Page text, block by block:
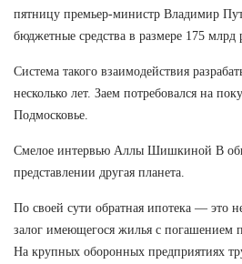
пятницу премьер-министр Владимир
бюджетные средства в размере 175 млрд
Система такого взаимодействия
несколько лет. Заем потребовался на
Подмосковье.
Смелое интервью Аллы Шишкиной В
представлении другая планета.
По своей сути обратная ипотека — это
залог имеющегося жилья с погашением
На крупных оборонных предприятиях